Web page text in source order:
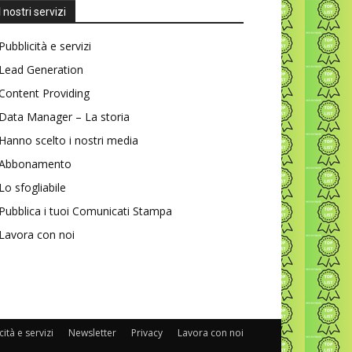
I nostri servizi
Pubblicità e servizi
Lead Generation
Providing
Data Manager – La storia
Hanno scelto i nostri media
Lo sfogliabile
Pubblica i tuoi Comunicati Stampa
Lavora con noi
e servizi Newsletter Privacy Lavora con noi